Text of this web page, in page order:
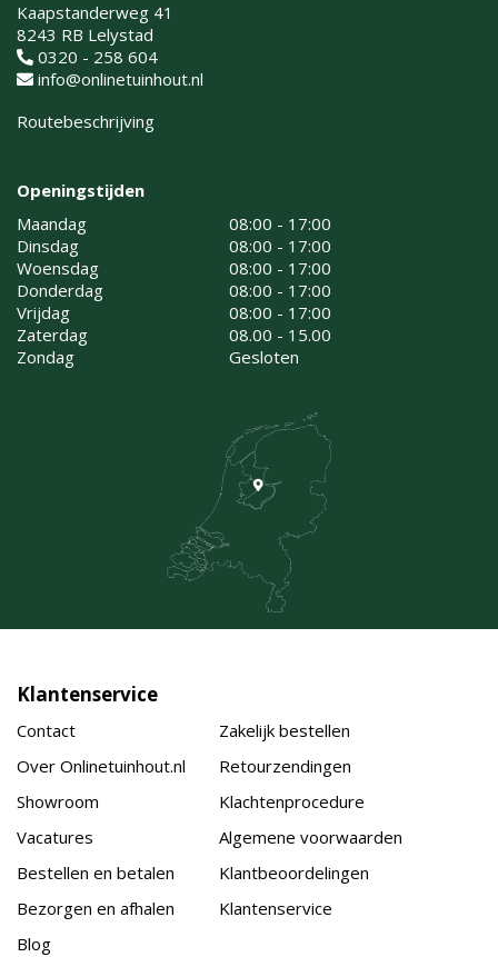
Kaapstanderweg 41
8243 RB Lelystad
0320 - 258 604
info@onlinetuinhout.nl
Routebeschrijving
Openingstijden
Maandag
08:00 - 17:00
Dinsdag
08:00 - 17:00
Woensdag
08:00 - 17:00
Donderdag
08:00 - 17:00
Vrijdag
08:00 - 17:00
Zaterdag
08.00 - 15.00
Zondag
Gesloten
Klantenservice
Contact
Over Onlinetuinhout.nl
Showroom
Vacatures
Bestellen en betalen
Bezorgen en afhalen
Blog
Zakelijk bestellen
Retourzendingen
Klachtenprocedure
Algemene voorwaarden
Klantbeoordelingen
Klantenservice